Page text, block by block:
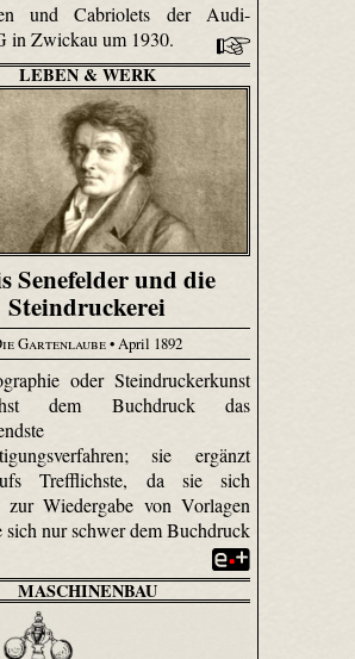
und Cabriolets der Audi-
in Zwickau um 1930.
LEBEN & WERK
Senefelder und die
Steindruckerei
Gartenlaube• April 1892
oder Steindruckerkunst
dem Buchdruck das
sie ergänzt
Trefflichste, da sie sich
zur Wiedergabe von Vorlagen
sich nur schwer dem Buchdruck
MASCHINENBAU